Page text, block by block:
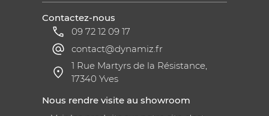
Contactez-nous
09 72 12 09 17
contact@dynamiz.fr
1 Rue Martyrs de la Résistance,
17340 Yves
Nous rendre visite au showroom